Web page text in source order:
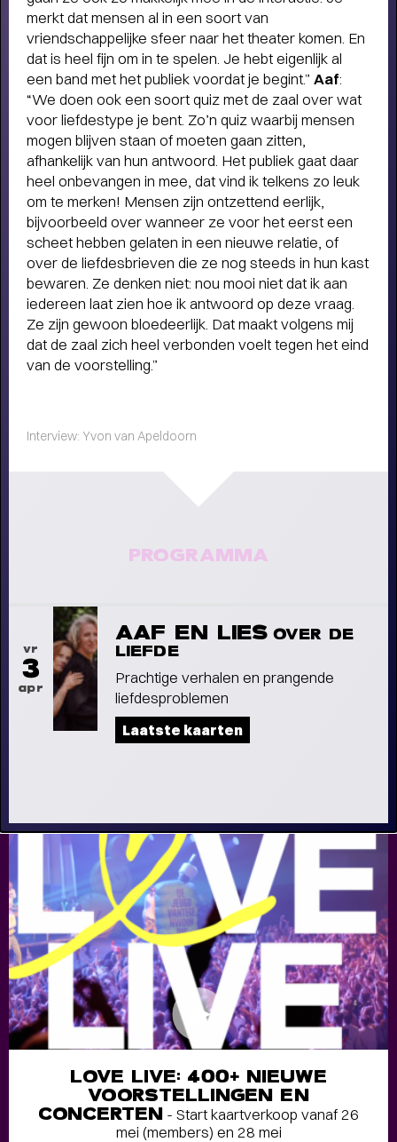
Short story
STADSPARK 100 JAAR- Legendarische
concerten op de Drafbaan
CHOREOGRAAF CONNOR
SCHUMACHER OVER RAGING
AGAINST VARIOUS ELEMENTS
Raven voor het leven
LOVE LIVE: 400+ NIEUWE
VOORSTELLINGEN EN
CONCERTEN - Start kaartverkoop vanaf 26
mei (members) en 28 mei
merkt dat mensen al in een soort van
vriendschappelijke sfeer naar het theater komen. En
dat is heel fijn om in te spelen. Je hebt eigenlijk al
een band met het publiek voordat je begint.” Aaf:
“We doen ook een soort quiz met de zaal over wat
voor liefdestype je bent. Zo’n quiz waarbij mensen
mogen blijven staan of moeten gaan zitten,
afhankelijk van hun antwoord. Het publiek gaat daar
heel onbevangen in mee, dat vind ik telkens zo leuk
om te merken! Mensen zijn ontzettend eerlijk,
bijvoorbeeld over wanneer ze voor het eerst een
scheet hebben gelaten in een nieuwe relatie, of
over de liefdesbrieven die ze nog steeds in hun kast
bewaren. Ze denken niet: nou mooi niet dat ik aan
iedereen laat zien hoe ik antwoord op deze vraag.
Ze zijn gewoon bloedeerlijk. Dat maakt volgens mij
dat de zaal zich heel verbonden voelt tegen het eind
van de voorstelling.”
Interview: Yvon van Apeldoorn
PROGRAMMA
vr
3
apr
AAF EN LIES OVER DE
LIEFDE
Prachtige verhalen en prangende
liefdesproblemen
Laatste kaarten